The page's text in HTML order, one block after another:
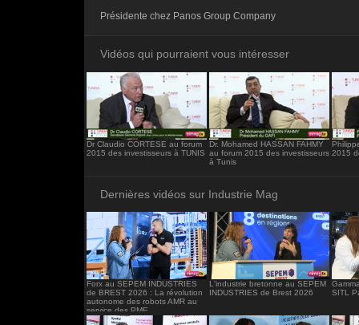
frameborder="0"></iframe>
Présidente chez Panos Group Company
Vidéos qui pourraient vous intéresser
Dr Claudio CORTESE au forum
2015 des investisseurs à TUNIS
Dr. Mohamed HASSAN FAHMY
au forum 2015 des investisseurs
à Tunis
2015
Dernières vidéos sur Industrie Mag
Forx au SEPEM INDUSTRIES
de BREST 2026 : La révolution
autonome des robots AMR au
service des PME
L'industrie bretonne au SEPEM
INDUSTRIES de Brest 2026
SITL